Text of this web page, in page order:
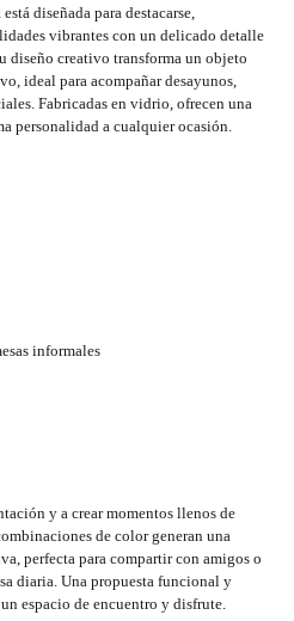
diseñada para destacarse,
vibrantes con un delicado detalle
diseño creativo transforma un objeto
ideal para acompañar desayunos,
Fabricadas en vidrio, ofrecen una
personalidad a cualquier ocasión.
informales
y a crear momentos llenos de
de color generan una
perfecta para compartir con amigos o
diaria. Una propuesta funcional y
espacio de encuentro y disfrute.